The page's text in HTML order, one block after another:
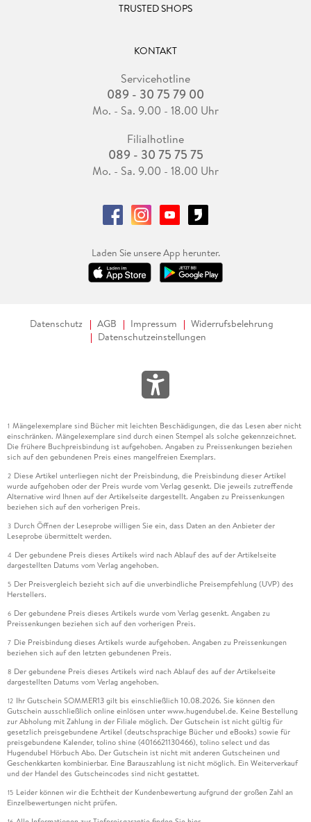
TRUSTED SHOPS
KONTAKT
Servicehotline
089 - 30 75 79 00
Mo. - Sa. 9.00 - 18.00 Uhr
Filialhotline
089 - 30 75 75 75
Mo. - Sa. 9.00 - 18.00 Uhr
Laden Sie unsere App herunter.
Datenschutz AGB Impressum
Widerrufsbelehrung
Datenschutzeinstellungen
1 Mängelexemplare sind Bücher mit leichten Beschädigungen, die das Lesen aber nicht
einschränken. Mängelexemplare sind durch einen Stempel als solche gekennzeichnet.
Die frühere Buchpreisbindung ist aufgehoben. Angaben zu Preissenkungen beziehen
sich auf den gebundenen Preis eines mangelfreien Exemplars.
2 Diese Artikel unterliegen nicht der Preisbindung, die Preisbindung dieser Artikel
wurde aufgehoben oder der Preis wurde vom Verlag gesenkt. Die jeweils zutreffende
Alternative wird Ihnen auf der Artikelseite dargestellt. Angaben zu Preissenkungen
beziehen sich auf den vorherigen Preis.
3 Durch Öffnen der Leseprobe willigen Sie ein, dass Daten an den Anbieter der
Leseprobe übermittelt werden.
4 Der gebundene Preis dieses Artikels wird nach Ablauf des auf der Artikelseite
dargestellten Datums vom Verlag angehoben.
5 Der Preisvergleich bezieht sich auf die unverbindliche Preisempfehlung (UVP) des
Herstellers.
6 Der gebundene Preis dieses Artikels wurde vom Verlag gesenkt. Angaben zu
Preissenkungen beziehen sich auf den vorherigen Preis.
7 Die Preisbindung dieses Artikels wurde aufgehoben. Angaben zu Preissenkungen
beziehen sich auf den letzten gebundenen Preis.
8 Der gebundene Preis dieses Artikels wird nach Ablauf des auf der Artikelseite
dargestellten Datums vom Verlag angehoben.
12 Ihr Gutschein SOMMER13 gilt bis einschließlich 10.08.2026. Sie können den
Gutschein ausschließlich online einlösen unter www.hugendubel.de. Keine Bestellung
zur Abholung mit Zahlung in der Filiale möglich. Der Gutschein ist nicht gültig für
gesetzlich preisgebundene Artikel (deutschsprachige Bücher und eBooks) sowie für
preisgebundene Kalender, tolino shine (4016621130466), tolino select und das
Hugendubel Hörbuch Abo. Der Gutschein ist nicht mit anderen Gutscheinen und
Geschenkkarten kombinierbar. Eine Barauszahlung ist nicht möglich. Ein Weiterverkauf
und der Handel des Gutscheincodes sind nicht gestattet.
15 Leider können wir die Echtheit der Kundenbewertung aufgrund der großen Zahl an
Einzelbewertungen nicht prüfen.